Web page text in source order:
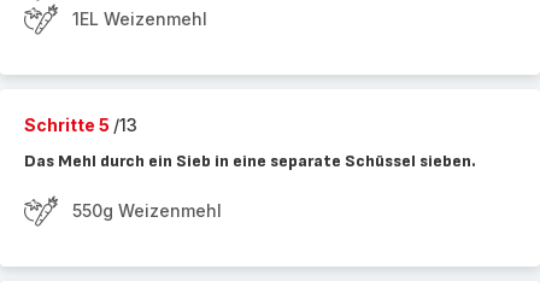
1EL Weizenmehl
Schritte 5 /13
Das Mehl durch ein Sieb in eine separate Schüssel sieben.
550g Weizenmehl